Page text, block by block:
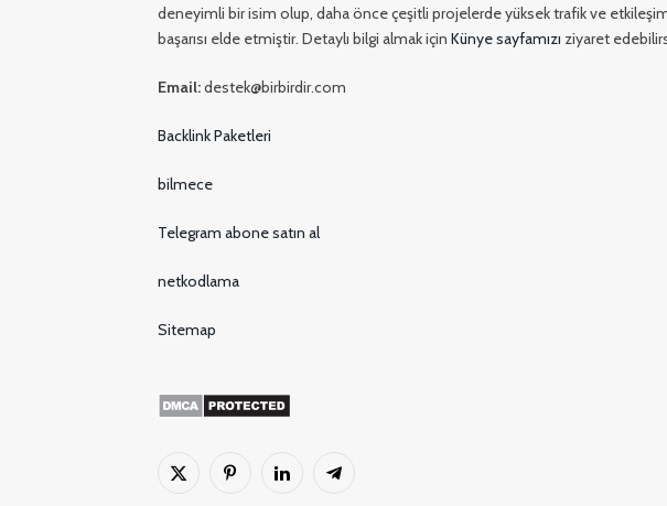
deneyimli bir isim olup, daha önce çeşitli projelerde yüksek trafik ve etkileşim
başarısı elde etmiştir. Detaylı bilgi almak için Künye sayfamızı ziyaret
Email:destek@birbirdir.com
Backlink Paketleri
bilmece
Telegram abone satın al
netkodlama
Sitemap
X
Pinterest'inLinkedInTelgraf